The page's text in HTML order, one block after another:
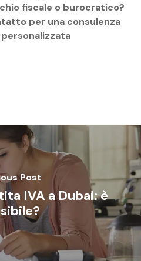
fiscale o burocratico?
per una consulenza
Post
IVA a Dubai: è